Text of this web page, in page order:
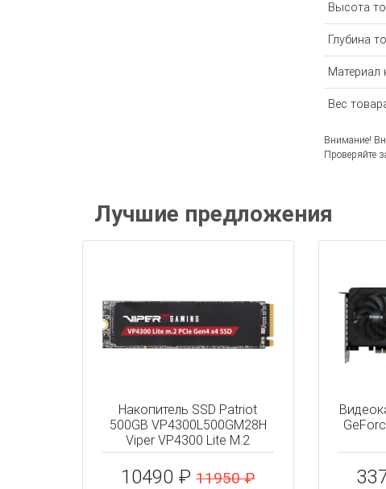
Высота
Глубина
Материал
Вес
Внимание!
Проверяйте
Лучшие предложения
Накопитель SSD Patriot
500GB VP4300L500GM28H
Viper VP4300 Lite M.2
10490 ₽11950 ₽